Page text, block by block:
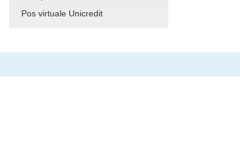
Pos virtuale Unicredit